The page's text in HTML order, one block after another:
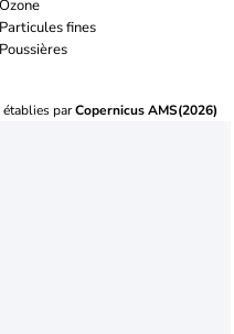
Ozone
Particules fines
Poussières
établies parCopernicus AMS(2026)